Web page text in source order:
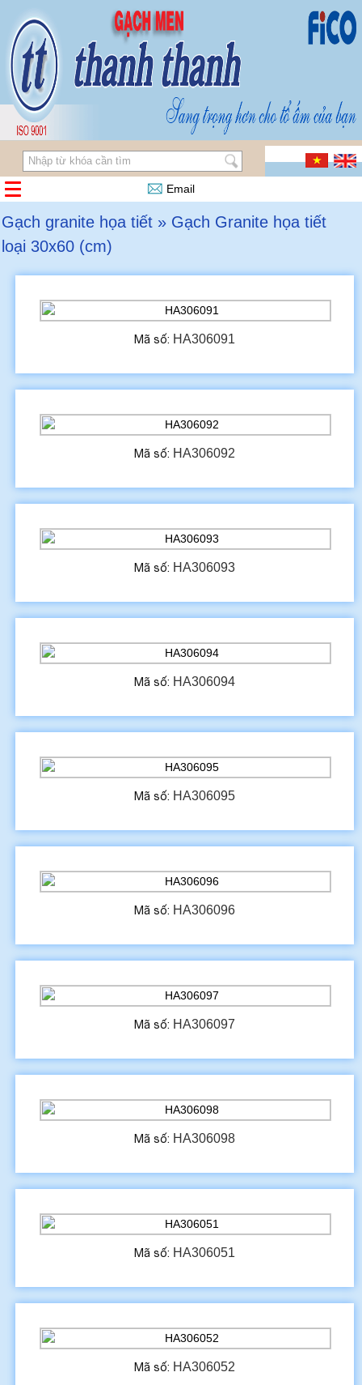
Email
Gạch granite họa tiết » Gạch Granite họa tiết
loại 30x60 (cm)
Mã số: HA306091
Mã số: HA306092
Mã số: HA306093
Mã số: HA306094
Mã số: HA306095
Mã số: HA306096
Mã số: HA306097
Mã số: HA306098
Mã số: HA306051
Mã số: HA306052